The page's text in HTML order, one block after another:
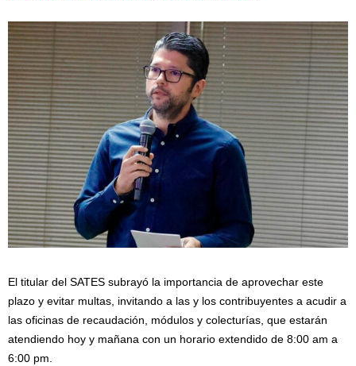
El titular del SATES subrayó la importancia de aprovechar este
plazo y evitar multas, invitando a las y los contribuyentes a acudir a
las oficinas de recaudación, módulos y colecturías, que estarán
atendiendo hoy y mañana con un horario extendido de 8:00 am a
6:00 pm.